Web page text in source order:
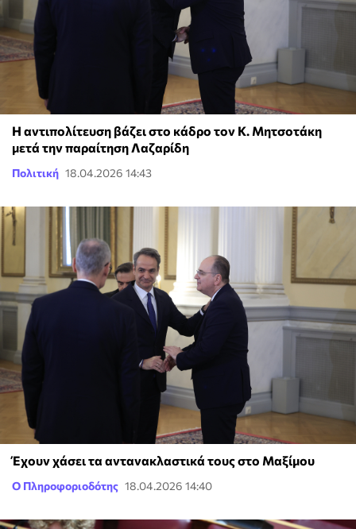
Η αντιπολίτευση βάζει στο κάδρο τον Κ. Μητσοτάκη
μετά την παραίτηση Λαζαρίδη
Πολιτική 18.04.2026 14:43
Έχουν χάσει τα αντανακλαστικά τους στο Μαξίμου
Ο Πληροφοριοδότης 18.04.2026 14:40